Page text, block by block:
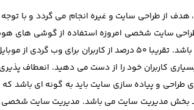
هدف از طراحی سایت و غیره انجام می گردد و با
سایت شخصی امروزه استفاده از گوشی های
گسترده و فراگیر شده است. به همین دلیل واکنش گرا بودن و ریسپانسیو از ملزومات طراحی سایت شخصی می
بسیاری کاربران خود را از دست می دهید. انعطاف
و پیاده سازی سایت باید به گونه ای باشد که
مدیریت سایت می باشد. مدیریت سایت شخصی